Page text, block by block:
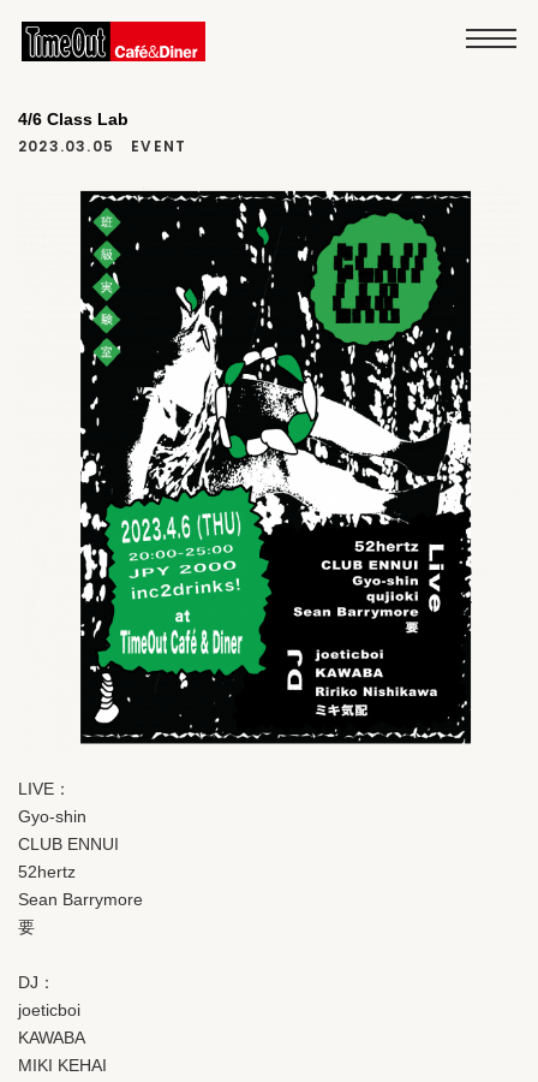
4/6 Class Lab
2023.03.05 EVENT
LIVE：
Gyo-shin
CLUB ENNUI
52hertz
Sean Barrymore
要
DJ：
joeticboi
KAWABA
MIKI KEHAI